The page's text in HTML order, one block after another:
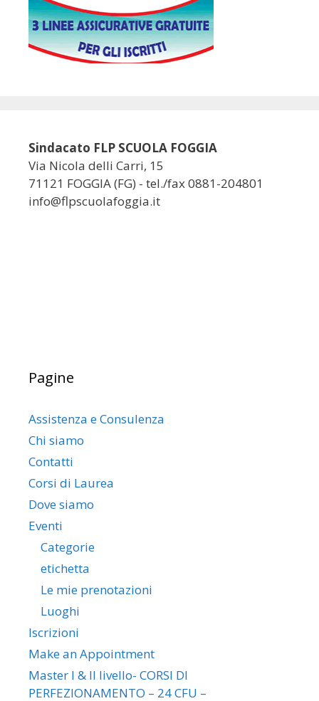
Sindacato FLP SCUOLA FOGGIA
Via Nicola delli Carri, 15
71121 FOGGIA (FG) - tel./fax 0881-204801
info@flpscuolafoggia.it
Pagine
Assistenza e Consulenza
Chi siamo
Contatti
Corsi di Laurea
Dove siamo
Eventi
Categorie
etichetta
Le mie prenotazioni
Luoghi
Iscrizioni
Make an Appointment
Master I & II livello- CORSI DI
PERFEZIONAMENTO – 24 CFU –